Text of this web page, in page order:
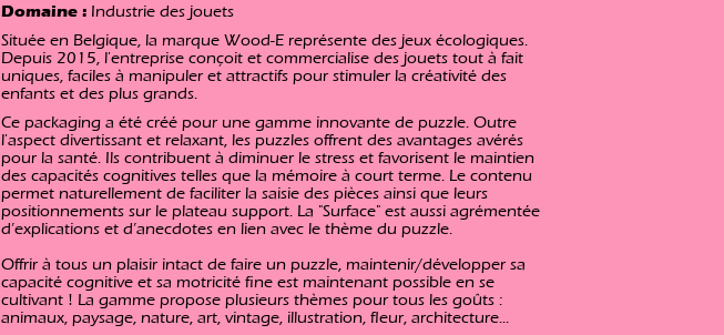
Domaine : Industrie des jouets
Située en Belgique, la marque Wood-E représente des jeux écologiques.
Depuis 2015, l'entreprise conçoit et commercialise des jouets tout à fait
uniques, faciles à manipuler et attractifs pour stimuler la créativité des
enfants et des plus grands.
Ce packaging a été créé pour une gamme innovante de puzzle. Outre
l'aspect divertissant et relaxant, les puzzles offrent des avantages avérés
pour la santé. Ils contribuent à diminuer le stress et favorisent le maintien
des capacités cognitives telles que la mémoire à court terme. Le contenu
permet naturellement de faciliter la saisie des pièces ainsi que leurs
positionnements sur le plateau support. La "Surface" est aussi agrémentée
d’explications et d’anecdotes en lien avec le thème du puzzle.
Offrir à tous un plaisir intact de faire un puzzle, maintenir/développer sa
capacité cognitive et sa motricité fine est maintenant possible en se
cultivant ! La gamme propose plusieurs thèmes pour tous les goûts :
animaux, paysage, nature, art, vintage, illustration, fleur, architecture...